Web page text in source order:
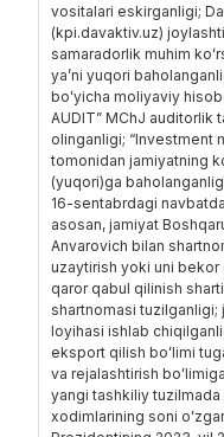
vositalari eskirganligi;
(kpi.davaktiv.uz)
samaradorlik muhim
yaʼni yuqori
boʻyicha moliyaviy
AUDIT” MChJ auditorlik
olinganligi; “Investment
tomonidan jamiyatning
(yuqori)ga
16-sentabrdagi
asosan, jamiyat
Anvarovich bilan
uzaytirish yoki uni bekor
qaror qabul qilinish
shartnomasi tuzilganligi;
loyihasi ishlab
eksport qilish boʻlimi
va rejalashtirish
yangi tashkiliy tuzilmada
xodimlarining soni